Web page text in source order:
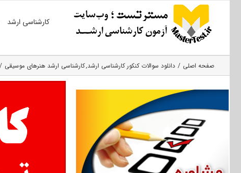
کارشناسی ارشد
صفحه اصلی دانلود سوالات کنکور کارشناسی ارشد کارشناسی ارشد هنرهای موسیقی